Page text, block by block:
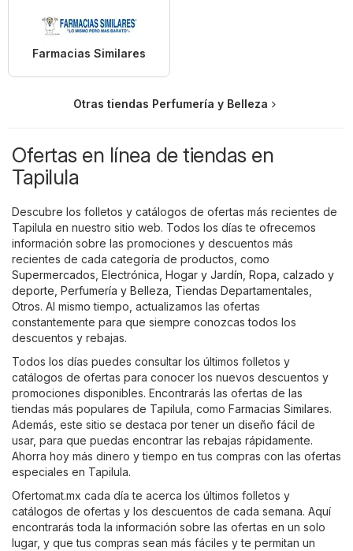
Farmacias Similares
Otras tiendas Perfumería y Belleza
Ofertas en línea de tiendas en
Tapilula
Descubre los folletos y catálogos de ofertas más recientes de
Tapilula en nuestro sitio web. Todos los días te ofrecemos
información sobre las promociones y descuentos más
recientes de cada categoría de productos, como
Supermercados Electrónica Hogar y Jardín Ropa, calzado y
deporte Perfumería y Belleza Tiendas Departamentales
Otros. Al mismo tiempo, actualizamos las ofertas
constantemente para que siempre conozcas todos los
descuentos y rebajas.
Todos los días puedes consultar los últimos folletos y
catálogos de ofertas para conocer los nuevos descuentos y
promociones disponibles. Encontrarás las ofertas de las
tiendas más populares de Tapilula, como Farmacias Similares.
Además, este sitio se destaca por tener un diseño fácil de
usar, para que puedas encontrar las rebajas rápidamente.
Ahorra hoy más dinero y tiempo en tus compras con las ofertas
especiales en Tapilula.
Ofertomat.mx cada día te acerca los últimos folletos y
catálogos de ofertas y los descuentos de cada semana. Aquí
encontrarás toda la información sobre las ofertas en un solo
lugar, y que tus compras sean más fáciles y te permitan un